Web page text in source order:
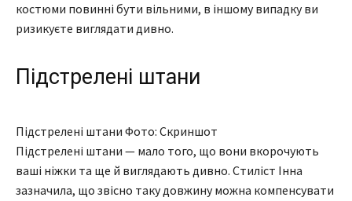
костюми повинні бути вільними, в іншому випадку ви
ризикуєте виглядати дивно.
Підстрелені штани
Підстрелені штани Фото: Скриншот
Підстрелені штани — мало того, що вони вкорочують
ваші ніжки та ще й виглядають дивно. Стиліст Інна
зазначила, що звісно таку довжину можна компенсувати